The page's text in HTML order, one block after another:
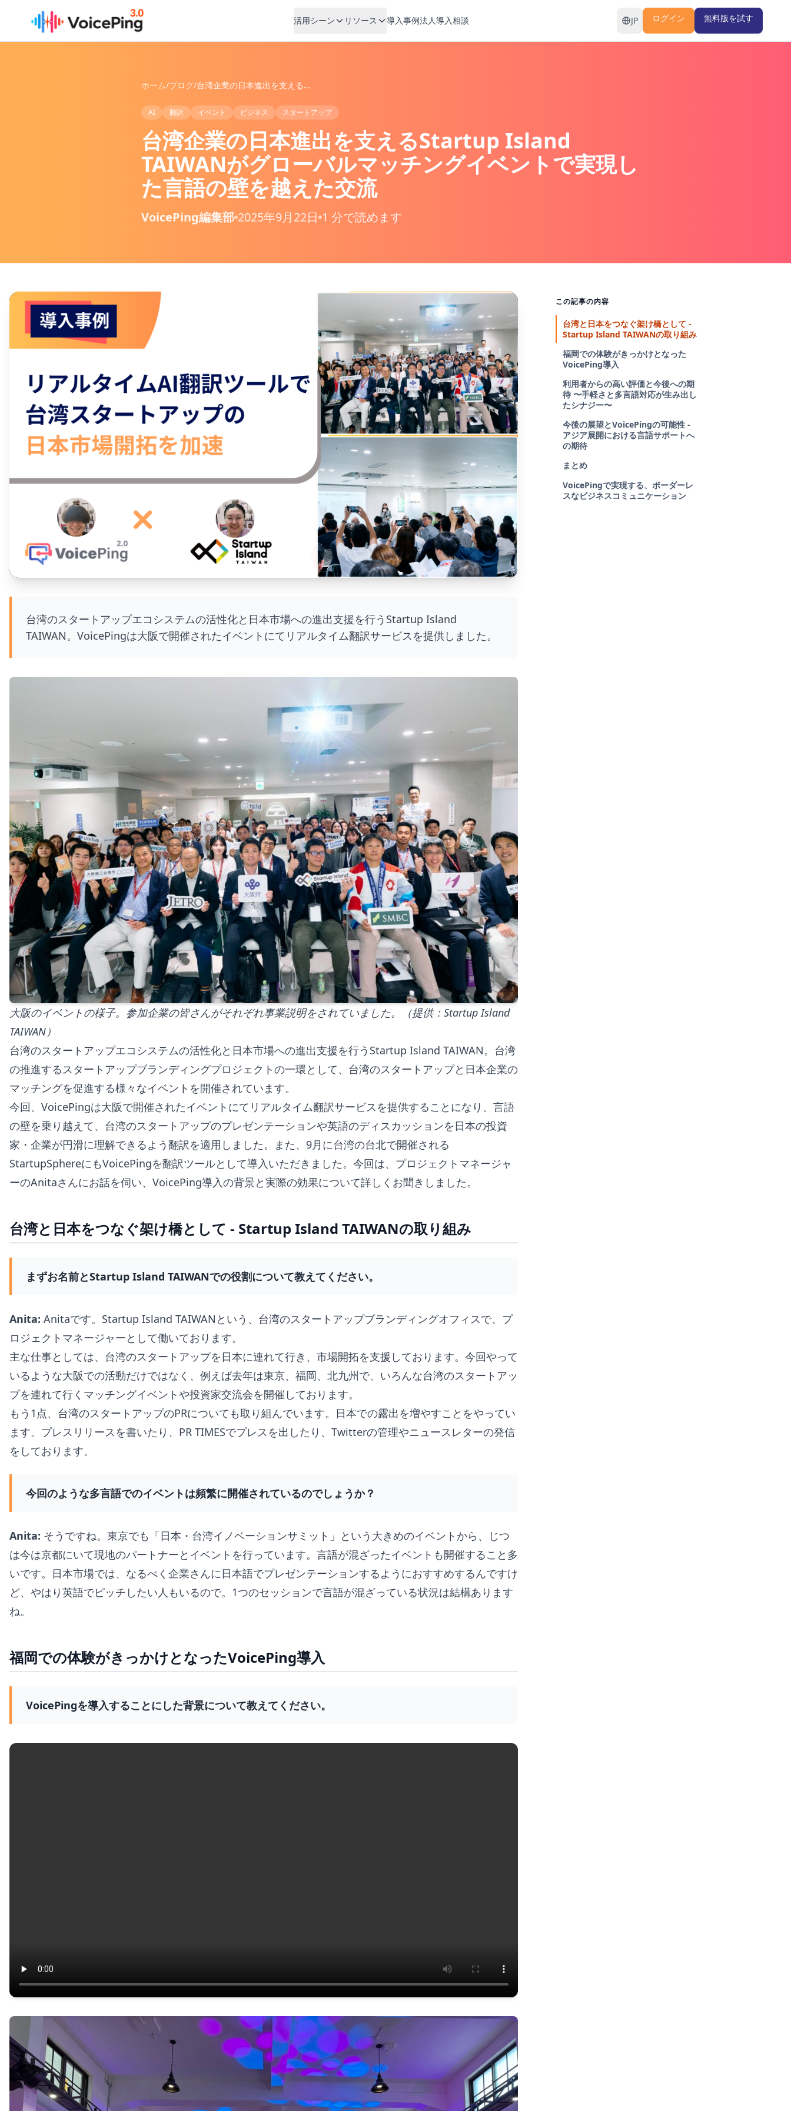
活用シーン リソース 導入事例法人導入相談 JP ログイン 無料版を試す
ホーム/ブログ/ 台湾企業の日本進出を支えるStartup Island TAIWANがグローバルマッチングイベントで実現した言語の壁を越えた交流
AI 翻訳 イベント ビジネス スタートアップ
台湾企業の日本進出を支えるStartup Island
TAIWANがグローバルマッチングイベントで実現し
た言語の壁を越えた交流
VoicePing編集部 2025年9月22日 1 分で読めます
台湾のスタートアップエコシステムの活性化と日本市場への進出支援を行うStartup Island
TAIWAN。VoicePingは大阪で開催されたイベントにてリアルタイム翻訳サービスを提供しました。
大阪のイベントの様子。参加企業の皆さんがそれぞれ事業説明をされていました。（提供：Startup Island
TAIWAN）
台湾のスタートアップエコシステムの活性化と日本市場への進出支援を行うStartup Island TAIWAN。台湾
の推進するスタートアップブランディングプロジェクトの一環として、台湾のスタートアップと日本企業の
マッチングを促進する様々なイベントを開催されています。
今回、VoicePingは大阪で開催されたイベントにてリアルタイム翻訳サービスを提供することになり、言語
の壁を乗り越えて、台湾のスタートアップのプレゼンテーションや英語のディスカッションを日本の投資
家・企業が円滑に理解できるよう翻訳を適用しました。また、9月に台湾の台北で開催される
StartupSphereにもVoicePingを翻訳ツールとして導入いただきました。今回は、プロジェクトマネージャ
ーのAnitaさんにお話を伺い、VoicePing導入の背景と実際の効果について詳しくお聞きしました。
台湾と日本をつなぐ架け橋として - Startup Island TAIWANの取り組み
まずお名前とStartup Island TAIWANでの役割について教えてください。
Anita: Anitaです。Startup Island TAIWANという、台湾のスタートアップブランディングオフィスで、プ
ロジェクトマネージャーとして働いております。
主な仕事としては、台湾のスタートアップを日本に連れて行き、市場開拓を支援しております。今回やって
いるような大阪での活動だけではなく、例えば去年は東京、福岡、北九州で、いろんな台湾のスタートアッ
プを連れて行くマッチングイベントや投資家交流会を開催しております。
もう1点、台湾のスタートアップのPRについても取り組んでいます。日本での露出を増やすことをやってい
ます。プレスリリースを書いたり、PR TIMESでプレスを出したり、Twitterの管理やニュースレターの発信
をしております。
今回のような多言語でのイベントは頻繁に開催されているのでしょうか？
Anita: そうですね。東京でも「日本・台湾イノベーションサミット」という大きめのイベントから、じつ
は今は京都にいて現地のパートナーとイベントを行っています。言語が混ざったイベントも開催すること多
いです。日本市場では、なるべく企業さんに日本語でプレゼンテーションするようにおすすめするんですけ
ど、やはり英語でピッチしたい人もいるので。1つのセッションで言語が混ざっている状況は結構あります
ね。
福岡での体験がきっかけとなったVoicePing導入
VoicePingを導入することにした背景について教えてください。
この記事の内容
台湾と日本をつなぐ架け橋として -
Startup Island TAIWANの取り組み
福岡での体験がきっかけとなった
VoicePing導入
利用者からの高い評価と今後への期
待 〜手軽さと多言語対応が生み出し
たシナジー〜
今後の展望とVoicePingの可能性 -
アジア展開における言語サポートへ
の期待
まとめ
VoicePingで実現する、ボーダーレ
スなビジネスコミュニケーション